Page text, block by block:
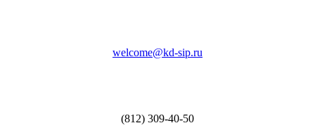
welcome@kd-sip.ru
(812) 309-40-50